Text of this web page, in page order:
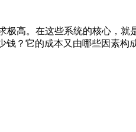
高。在这些系统的核心，
？它的成本又由哪些因素